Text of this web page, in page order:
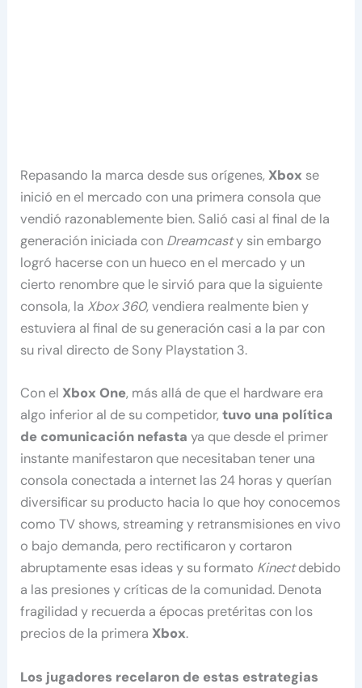
Repasando la marca desde sus orígenes, Xbox se
inició en el mercado con una primera consola que
vendió razonablemente bien. Salió casi al final de la
generación iniciada con Dreamcasty sin embargo
logró hacerse con un hueco en el mercado y un
cierto renombre que le sirvió para que la siguiente
consola, la Xbox 360, vendiera realmente bien y
estuviera al final de su generación casi a la par con
su rival directo de Sony Playstation 3.
Con el Xbox One, más allá de que el hardware era
algo inferior al de su competidor,tuvo una política
de comunicación nefasta ya que desde el primer
instante manifestaron que necesitaban tener una
consola conectada a internet las 24 horas y querían
diversificar su producto hacia lo que hoy conocemos
como TV shows, streaming y retransmisiones en vivo
o bajo demanda, pero rectificaron y cortaron
abruptamente esas ideas y su formato Kinectdebido
a las presiones y críticas de la comunidad. Denota
fragilidad y recuerda a épocas pretéritas con los
precios de la primera Xbox.
Los jugadores recelaron de estas estrategias